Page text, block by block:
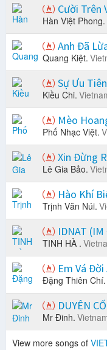
Cười Trên
Hàn Việt Phong.
Anh Đã
Quang Kiệt.
Sự Ưu
Kiều Chi.
Mèo
Phố Nhạc Việt.
Xin Đừng
Lê Gia Bảo.
Hào Khí
Trịnh Văn Núi.
IDNAT
TINH HÀ .
Em Vá Đời
Đặng Thiên Chí.
DUYÊN
Mr Đinh.
View more songs of